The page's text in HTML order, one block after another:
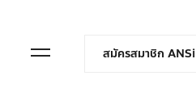
Open Menuสมัครสมาชิก ANSi